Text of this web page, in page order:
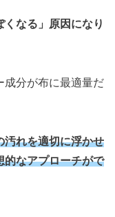
くなる」原因になり
成分が布に最適量だ
汚れを適切に浮かせ
的なアプローチがで